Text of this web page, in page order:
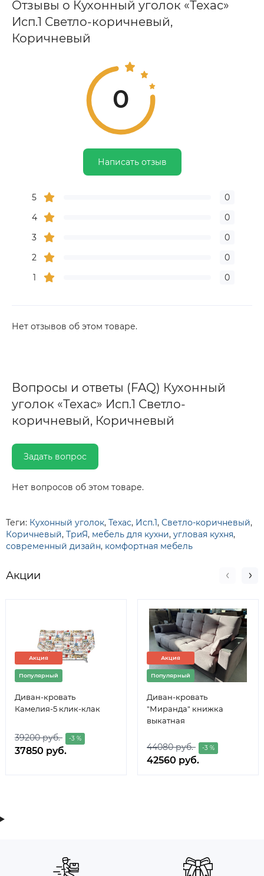
Отзывы о Кухонный уголок «Техас»
Исп.1 Светло-коричневый,
Коричневый
0
Написать отзыв
5
0
4
0
3
0
2
0
1
0
Нет отзывов об этом товаре.
Вопросы и ответы (FAQ) Кухонный
уголок «Техас» Исп.1 Светло-
коричневый, Коричневый
Задать вопрос
Нет вопросов об этом товаре.
Теги: Кухонный уголок, Техас, Исп.1, Светло-коричневый,
Коричневый, ТриЯ, мебель для кухни, угловая кухня,
современный дизайн, комфортная мебель
Акции
Акция
Популярный
Диван-кровать
Камелия-5 клик-клак
39200 руб. -3 %
37850 руб.
Акция
Популярный
Диван-кровать
"Миранда" книжка
выкатная
44080 руб. -3 %
42560 руб.